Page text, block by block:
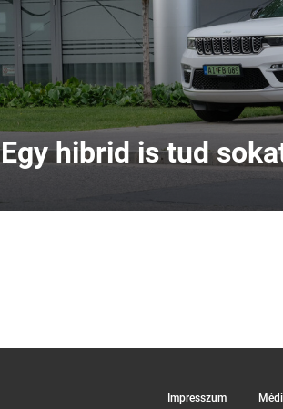
Egy hibrid is tud
Impresszum